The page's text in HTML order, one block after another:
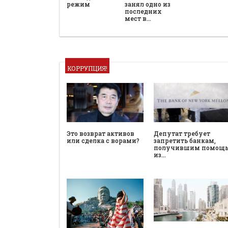
режим
занял одно из
последних
мест в…
КОРРУПЦИЯ!
Это возврат активов
или сделка с ворами?
Депутат требует
запретить банкам,
получившим помощь
из…